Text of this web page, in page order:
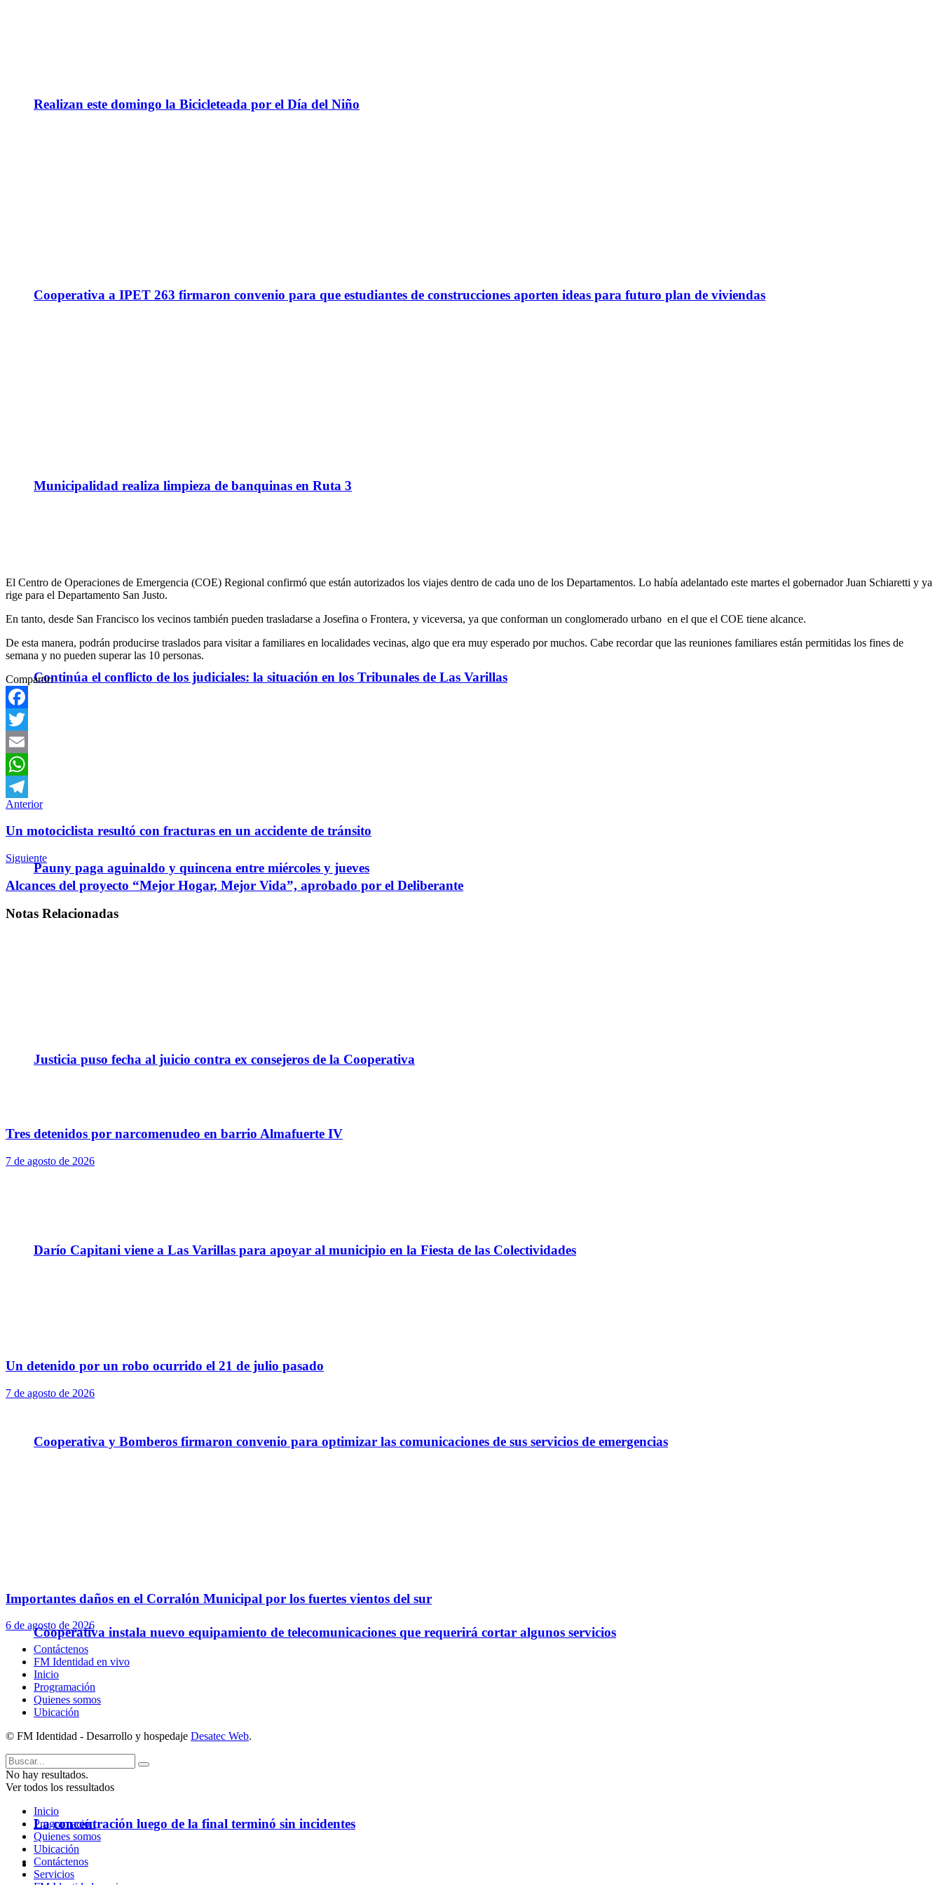
Realizan este domingo la Bicicleteada por el Día del Niño
Cooperativa a IPET 263 firmaron convenio para que estudiantes de construcciones aporten ideas para futuro plan de viviendas
Municipalidad realiza limpieza de banquinas en Ruta 3
Continúa el conflicto de los judiciales: la situación en los Tribunales de Las Varillas
Pauny paga aguinaldo y quincena entre miércoles y jueves
Justicia puso fecha al juicio contra ex consejeros de la Cooperativa
Darío Capitani viene a Las Varillas para apoyar al municipio en la Fiesta de las Colectividades
Cooperativa y Bomberos firmaron convenio para optimizar las comunicaciones de sus servicios de emergencias
Cooperativa instala nuevo equipamiento de telecomunicaciones que requerirá cortar algunos servicios
La concentración luego de la final terminó sin incidentes
Policiales
El Centro de Operaciones de Emergencia (COE) Regional confirmó que están autorizados los viajes dentro de cada uno de los Departamentos. Lo había adelantado este martes el gobernador Juan Schiaretti y ya
rige para el Departamento San Justo.
En tanto, desde San Francisco los vecinos también pueden trasladarse a Josefina o Frontera, y viceversa, ya que conforman un conglomerado urbano en el que el COE tiene alcance.
De esta manera, podrán producirse traslados para visitar a familiares en localidades vecinas, algo que era muy esperado por muchos. Cabe recordar que las reuniones familiares están permitidas los fines de
semana y no pueden superar las 10 personas.
Compartir:
Facebook
Twitter
Email
WhatsApp
Telegram
Anterior
Un motociclista resultó con fracturas en un accidente de tránsito
Siguiente
Alcances del proyecto “Mejor Hogar, Mejor Vida”, aprobado por el Deliberante
Notas Relacionadas
Tres detenidos por narcomenudeo en barrio Almafuerte IV
7 de agosto de 2026
Un detenido por un robo ocurrido el 21 de julio pasado
7 de agosto de 2026
Importantes daños en el Corralón Municipal por los fuertes vientos del sur
6 de agosto de 2026
Contáctenos
FM Identidad en vivo
Inicio
Programación
Quienes somos
Ubicación
© FM Identidad - Desarrollo y hospedaje Desatec Web.
No hay resultados.
Ver todos los ressultados
Inicio
Programación
Quienes somos
Ubicación
Contáctenos
Servicios